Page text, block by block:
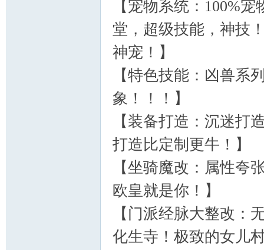
【宠物系统：100%
堂，超级技能，神技
神宠！】
【特色技能：凶兽系
象！！！】
【装备打造：沉迷打
打造比定制更牛！】
【坐骑魔改：属性夸
欧皇就是你！】
【门派经脉大整改：
化生寺！极致的女儿